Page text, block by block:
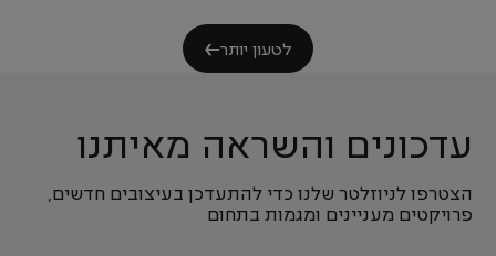
לטעון יותר
עדכונים והשראה מאיתנו
הצטרפו לניוזלטר שלנו כדי להתעדכן בעיצובים חדשים,
פרויקטים מעניינים ומגמות בתחום